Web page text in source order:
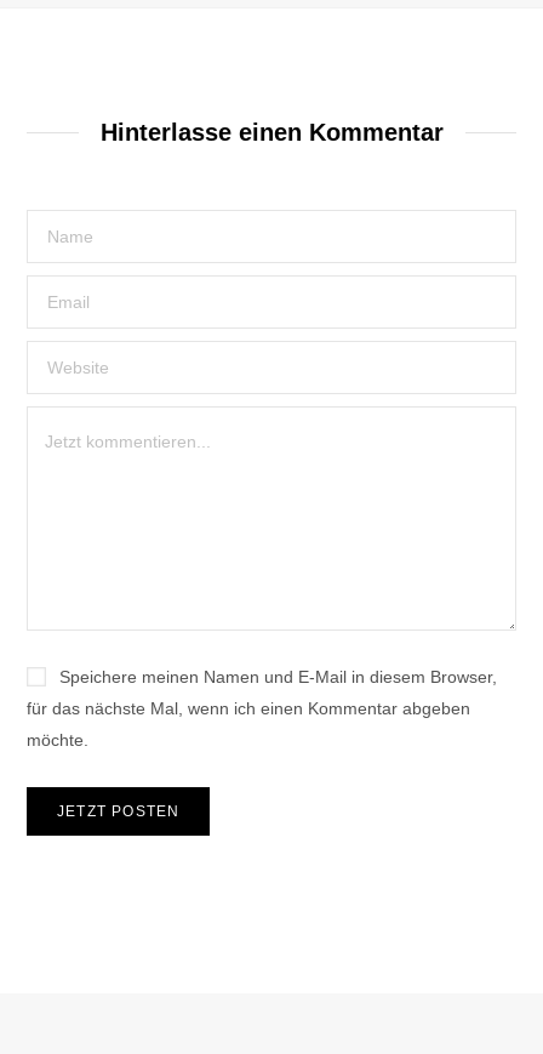
Hinterlasse einen Kommentar
Speichere meinen Namen und E-Mail in diesem Browser,
für das nächste Mal, wenn ich einen Kommentar abgeben
möchte.